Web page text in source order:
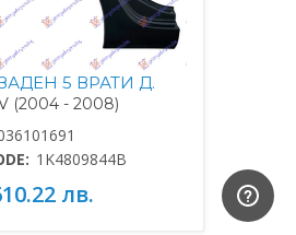
5 ВРАТИ Д.
(2004 - 2008)
1K4809844B
лв.